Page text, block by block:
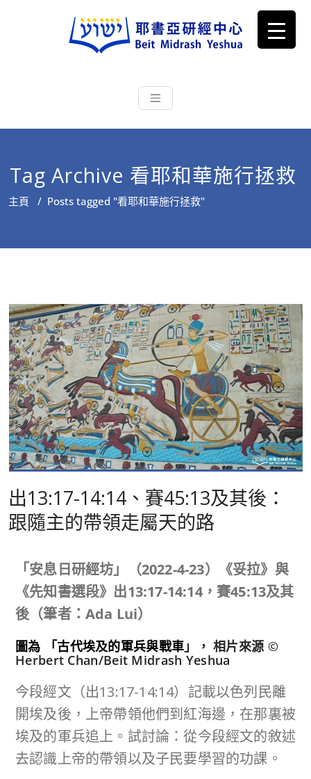
耶書亞研經中心
根源明白聖經，成為更好的門徒
Tag Archive 看耶和華施行拯救
主頁 / Posts tagged "看耶和華施行拯救"
出13:17-14:14、賽45:13及其後：
跟隨主的帶領走屬天的路
「安息日研經坊」（2022-4-23）《妥拉》與
《先知書選段》 出13:17-14:14，賽45:13及其
後（筆者： Ada Lui）
圖為 「古代埃及的軍兵與戰車 」， 相片來源 ©
Herbert Chan/Beit Midrash Yeshua
今段經文（出13:17-14:14）記載以色列民離
開埃及後，上帝帶領他們到紅海邊，在那裏被
埃及的軍兵追上。試討論：從今段經文的敘述
去認識上帝的帶領以及子民要學習的功課。